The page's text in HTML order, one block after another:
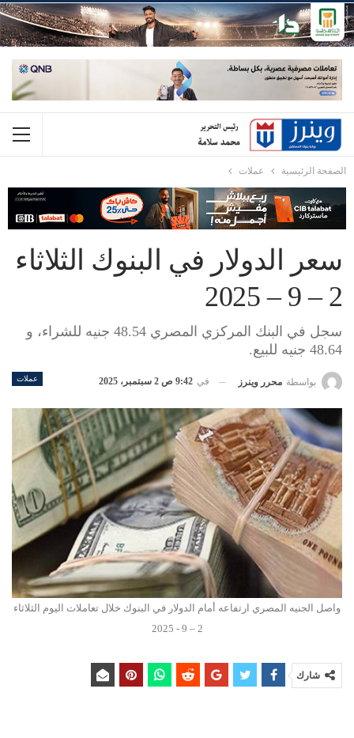
الصفحة الرئيسية عملات
سعر الدولار في البنوك الثلاثاء
2 – 9 – 2025
سجل في البنك المركزي المصري 48.54 جنيه للشراء، و
48.64 جنيه للبيع.
عملات بواسطة محرر وينرز في 9:42 ص 2 سبتمبر، 2025
واصل الجنيه المصري ارتفاعه أمام الدولار في البنوك خلال تعاملات اليوم الثلاثاء
2 – 9 - 2025
شارك